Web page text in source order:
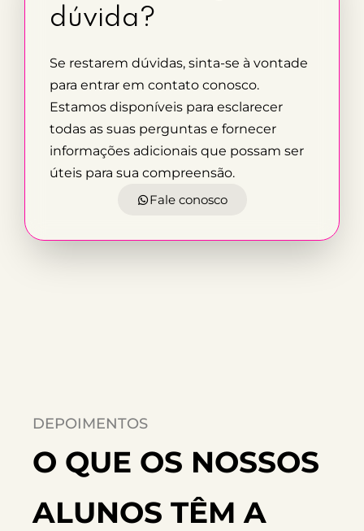
dúvida?
Se restarem dúvidas, sinta-se à vontade
para entrar em contato conosco.
Estamos disponíveis para esclarecer
todas as suas perguntas e fornecer
informações adicionais que possam ser
úteis para sua compreensão.
Fale conosco
DEPOIMENTOS
O QUE OS NOSSOS
ALUNOS TÊM A